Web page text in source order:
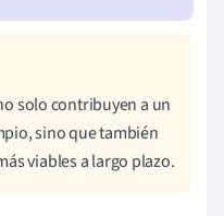
solo contribuyen a un
sino que también
viables a largo plazo.